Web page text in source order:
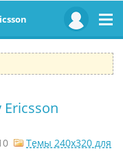
Ericsson
Темы 240x320 для